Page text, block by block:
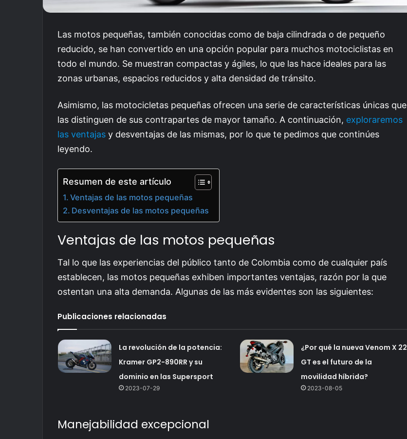
Las motos pequeñas, también conocidas como de baja cilindrada o de pequeño
reducido, se han convertido en una opción popular para muchos motociclistas en
todo el mundo. Se muestran compactas y ágiles, lo que las hace ideales para las
zonas urbanas, espacios reducidos y alta densidad de tránsito.
Asimismo, las motocicletas pequeñas ofrecen una serie de características únicas que
las distinguen de sus contrapartes de mayor tamaño. A continuación, exploraremos
las ventajas y desventajas de las mismas, por lo que te pedimos que continúes
leyendo.
Resumen de este artículo
Ventajas de las motos pequeñas
Desventajas de las motos pequeñas
Ventajas de las motos pequeñas
Tal lo que las experiencias del público tanto de Colombia como de cualquier país
establecen, las motos pequeñas exhiben importantes ventajas, razón por la que
ostentan una alta demanda. Algunas de las más evidentes son las siguientes:
Publicaciones relacionadas
La revolución de la potencia:
Kramer GP2-890RR y su
dominio en las Supersport
2023-07-29
¿Por qué la nueva Venom X 22
GT es el futuro de la
movilidad híbrida?
2023-08-05
Manejabilidad excepcional